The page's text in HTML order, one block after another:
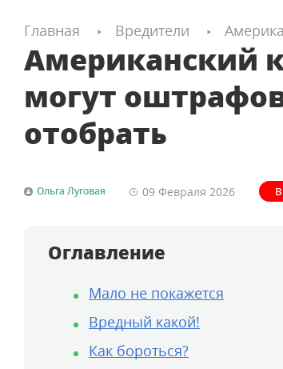
Главная Вредители
Американский
могут
отобрать
Ольга Луговая 09 Февраля 2026
Оглавление
Мало не покажется
Вредный какой!
Как бороться?